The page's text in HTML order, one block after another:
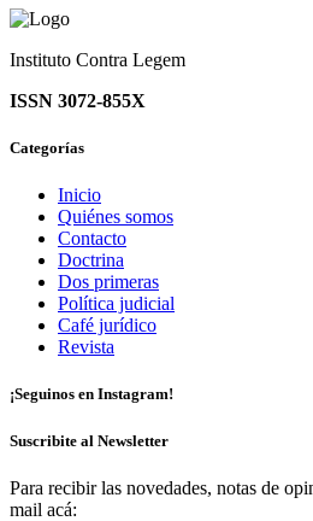
Instituto Contra Legem
ISSN 3072-855X
Categorías
Inicio
Quiénes somos
Contacto
Doctrina
Dos primeras
Política judicial
Café jurídico
Revista
¡Seguinos en Instagram!
Suscribite al Newsletter
Para recibir las novedades, notas de
mail acá: